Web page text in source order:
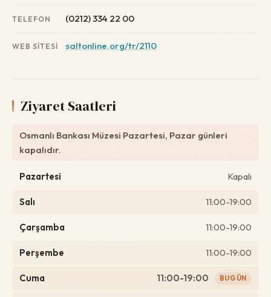
TELEFON (0212) 334 22 00
WEB SITESI saltonline.org/tr/2110
Ziyaret Saatleri
Osmanlı Bankası Müzesi Pazartesi, Pazar günleri
kapalıdır.
Pazartesi Kapalı
Salı 11:00-19:00
Çarşamba 11:00-19:00
Perşembe 11:00-19:00
Cuma 11:00-19:00 BUGÜN